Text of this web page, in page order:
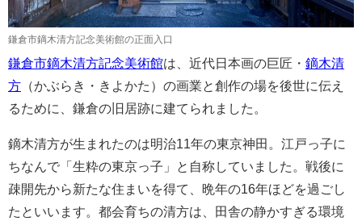
鎌倉市鏑木清方記念美術館の正面入口
鎌倉市鏑木清方記念美術館は、近代日本画の巨匠・ 鏑木清
方 （かぶらき・きよかた）の画業と創作の場を後世に伝え
るために、鎌倉の旧居跡に建てられました。
鏑木清方が生まれたのは明治11年の東京神田。江戸っ子に
ちなんで「生粋の東京っ子」と自称していました。戦後に
疎開先から新たな住まいを得て、晩年の16年ほどを過ごし
たといいます。都会育ちの清方は、田舎の静かすぎる環境